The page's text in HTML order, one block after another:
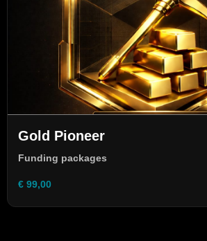
Gold Pioneer
Funding packages
€ 99,00